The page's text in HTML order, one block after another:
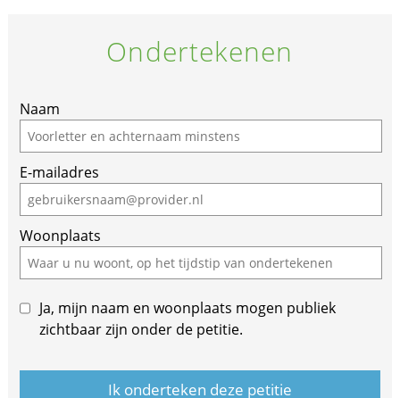
Ondertekenen
If
you
are
a
human,
ignore
this
field
Naam
E-mailadres
Woonplaats
Ja, mijn naam en woonplaats mogen publiek
zichtbaar zijn onder de petitie.